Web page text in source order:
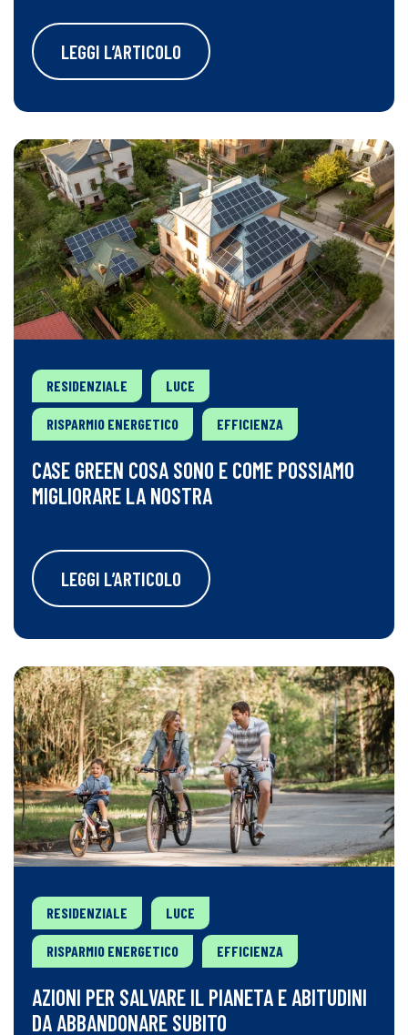
LEGGI L’ARTICOLO
RESIDENZIALE LUCE
RISPARMIO ENERGETICO EFFICIENZA
CASE GREEN COSA SONO E COME POSSIAMO
MIGLIORARE LA NOSTRA
LEGGI L’ARTICOLO
RESIDENZIALE LUCE
RISPARMIO ENERGETICO EFFICIENZA
AZIONI PER SALVARE IL PIANETA E ABITUDINI
DA ABBANDONARE SUBITO